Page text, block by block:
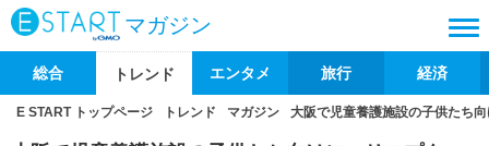
マガジン
総合 トレンド エンタメ 旅行 経済
E START トップページ トレンド マガジン 大阪で児童養護施設の子供たち